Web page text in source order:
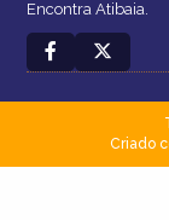
Encontra Atibaia.
Criado